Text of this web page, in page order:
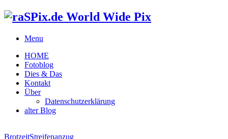
World Wide Pix
Menu
HOME
Fotoblog
Dies & Das
Kontakt
Über
Datenschutzerklärung
alter Blog
BrotzeitStreifenanzug